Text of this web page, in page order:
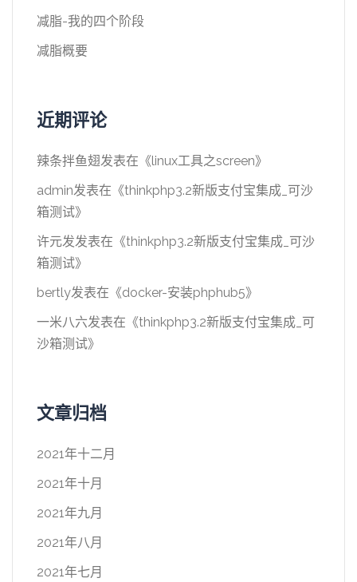
减脂-我的四个阶段
减脂概要
近期评论
辣条拌鱼翅发表在《linux工具之screen》
admin发表在《thinkphp3.2新版支付宝集成_可沙
箱测试》
许元发发表在《thinkphp3.2新版支付宝集成_可沙
箱测试》
bertly发表在《docker-安装phphub5》
一米八六发表在《thinkphp3.2新版支付宝集成_可
沙箱测试》
文章归档
2021年十二月
2021年十月
2021年九月
2021年八月
2021年七月